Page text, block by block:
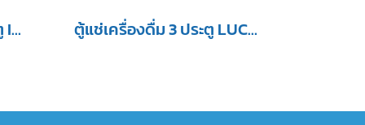
Sanden ตู้แช่เย็น 3 ประตู Inverter รุ่น YEM-1605i ขนาด 42.4Q สีขาว ตู้แช่เครื่องดื่ม 3 ประตู LUCKY STAR รุ่น CANYON 3122NE ขนาด 42 Q.